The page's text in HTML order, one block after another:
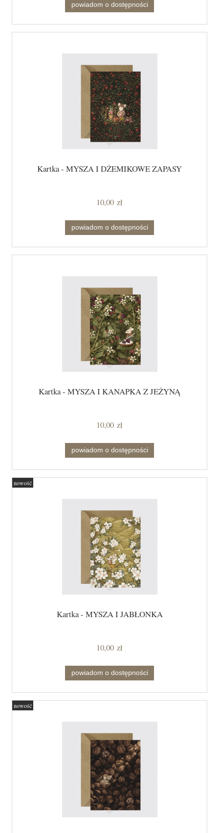
powiadom o dostępności
Kartka - MYSZA I DŻEMIKOWE ZAPASY
10,00 zł
powiadom o dostępności
Kartka - MYSZA I KANAPKA Z JEŻYNĄ
10,00 zł
powiadom o dostępności
Kartka - MYSZA I JABŁONKA
10,00 zł
powiadom o dostępności
nowość
nowość